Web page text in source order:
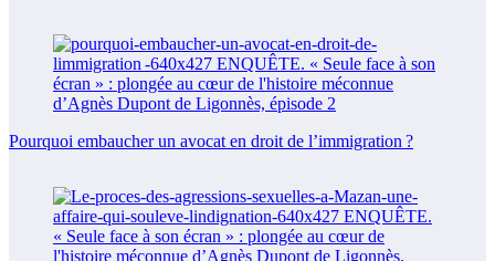
Pourquoi embaucher un avocat en droit de l’immigration ?